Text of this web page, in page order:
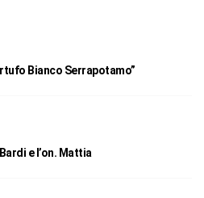
Bianco Serrapotamo”
e l’on. Mattia